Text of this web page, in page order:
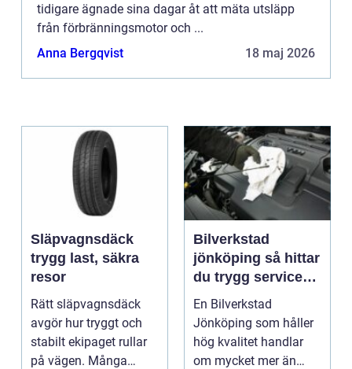
tidigare ägnade sina dagar åt att mäta utsläpp
från förbränningsmotor och ...
Anna Bergqvist
18 maj 2026
Släpvagnsdäck
trygg last, säkra
resor
Rätt släpvagnsdäck
avgör hur tryggt och
stabilt ekipaget rullar
på vägen. Många
Bilverkstad
jönköping så hittar
du trygg service
för din bil
En Bilverkstad
Jönköping som håller
hög kvalitet handlar
om mycket mer än